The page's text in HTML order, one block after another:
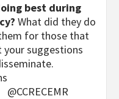
best during
What did they do
for those that
suggestions